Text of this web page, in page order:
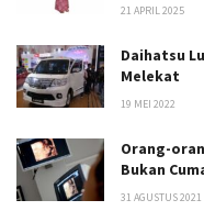
21 APRIL 2025
Daihatsu
Melekat
19 MEI 2022
Orang-
Bukan
31 AGUSTUS 2021